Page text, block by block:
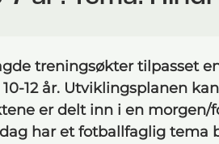
treningsøkter tilpasset
12 år. Utviklingsplanen
er delt inn i en morgen/
har et fotballfaglig tema